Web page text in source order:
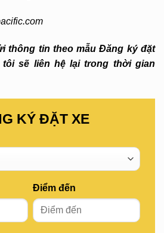
thông tin theo mẫu Đăng ký đặt
sẽ liên hệ lại trong thời gian
KÝ ĐẶT XE
Điểm đến